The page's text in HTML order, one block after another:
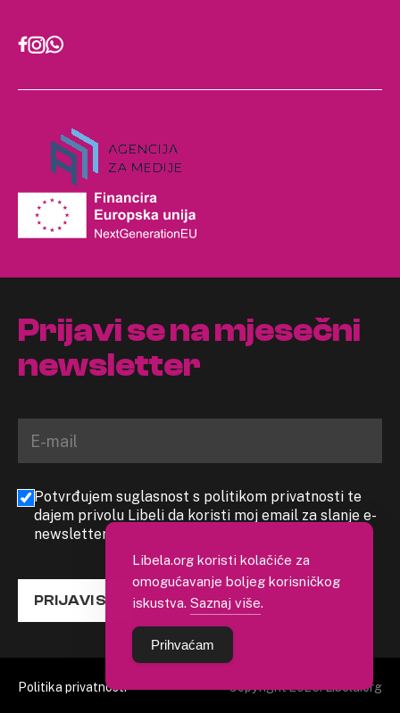
Prijavi se na mjesečni
newsletter
Potvrđujem suglasnost s politikom privatnosti te
dajem privolu Libeli da koristi moj email za slanje e-
newslettera
PRIJAVI SE
Politika privatnosti Copyright 2026. Libela.org
Libela.org koristi kolačiće za
omogućavanje boljeg korisničkog
iskustva. Saznaj više.
Prihvaćam